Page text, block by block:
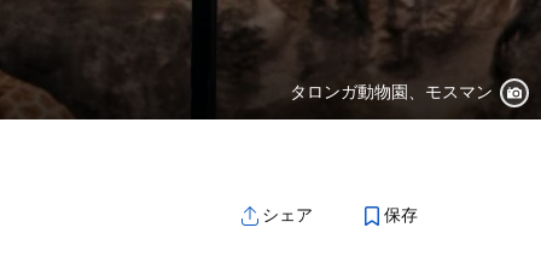
タロンガ動物園、モスマン
シェア 保存